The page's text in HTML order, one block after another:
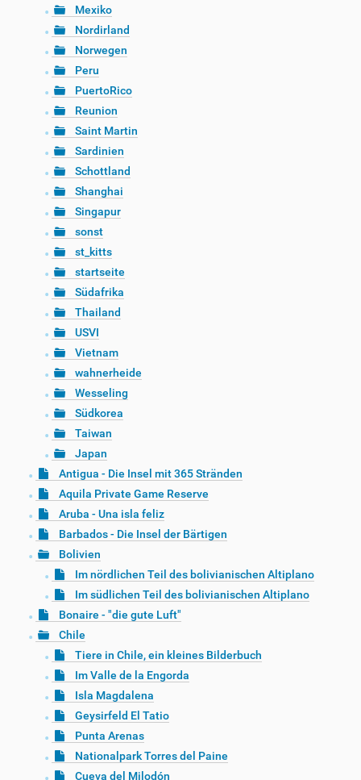
Mexiko
Nordirland
Norwegen
Peru
PuertoRico
Reunion
Saint Martin
Sardinien
Schottland
Shanghai
Singapur
sonst
st_kitts
startseite
Südafrika
Thailand
USVI
Vietnam
wahnerheide
Wesseling
Südkorea
Taiwan
Japan
Antigua - Die Insel mit 365 Stränden
Aquila Private Game Reserve
Aruba - Una isla feliz
Barbados - Die Insel der Bärtigen
Bolivien
Im nördlichen Teil des bolivianischen Altiplano
Im südlichen Teil des bolivianischen Altiplano
Bonaire - "die gute Luft"
Chile
Tiere in Chile, ein kleines Bilderbuch
Im Valle de la Engorda
Isla Magdalena
Geysirfeld El Tatio
Punta Arenas
Nationalpark Torres del Paine
Cueva del Milodón